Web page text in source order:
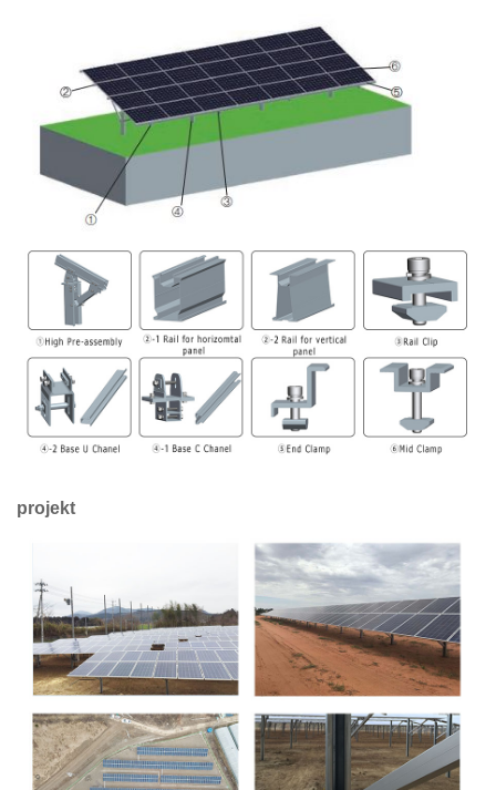
projekt